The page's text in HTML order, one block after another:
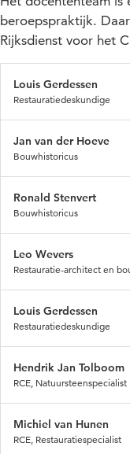
beroepspraktijk.
Rijksdienst voor het
Louis Gerdessen
Restauratiedeskundige
Jan van der Hoeve
Bouwhistoricus
Ronald Stenvert
Bouwhistoricus
LinkedIn
Leo Wevers
Restauratie-architect en
Louis Gerdessen
Restauratiedeskundige
Hendrik Jan Tolboom
RCE, Natuursteenspecialist
LinkedIn
Michiel van Hunen
RCE, Restauratiespecialist